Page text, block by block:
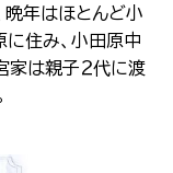
晩年はほとんど小
に住み、小田原中
家は親子２代に渡